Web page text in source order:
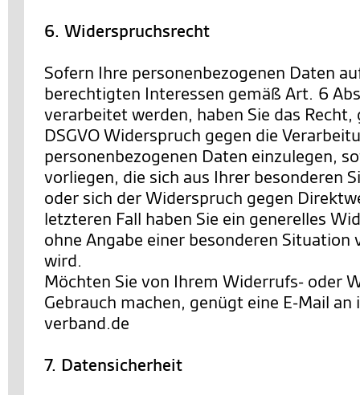
6. Widerspruchsrecht
Sofern Ihre personenbezogenen Daten
berechtigten Interessen gemäß Art. 6
verarbeitet werden, haben Sie das Recht,
DSGVO Widerspruch gegen die
personenbezogenen Daten einzulegen,
vorliegen, die sich aus Ihrer besonderen
oder sich der Widerspruch gegen
letzteren Fall haben Sie ein generelles
ohne Angabe einer besonderen Situation
wird.
Möchten Sie von Ihrem Widerrufs- oder
Gebrauch machen, genügt eine E-Mail an
verband.de
7. Datensicherheit